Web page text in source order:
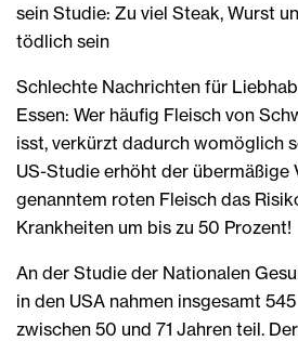
sein Studie: Zu viel Steak, Wurst
tödlich sein
Schlechte Nachrichten für
Essen: Wer häufig Fleisch von
isst, verkürzt dadurch womöglich
US-Studie erhöht der übermäßige
genanntem roten Fleisch das
Krankheiten um bis zu 50 Prozent!
An der Studie der Nationalen
in den USA nahmen insgesamt
zwischen 50 und 71 Jahren teil.